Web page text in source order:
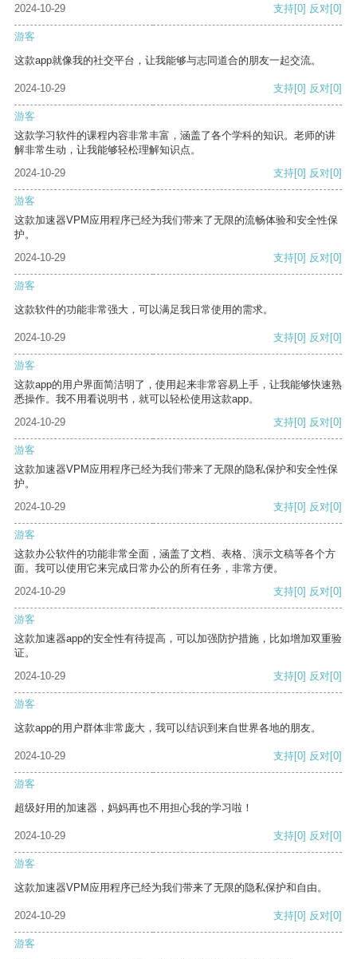
2024-10-29 支持[0] 反对[0]
游客
这款app就像我的社交平台，让我能够与志同道合的朋友一起交流。
2024-10-29 支持[0] 反对[0]
游客
这款学习软件的课程内容非常丰富，涵盖了各个学科的知识。老师的讲
解非常生动，让我能够轻松理解知识点。
2024-10-29
支持[0] 反对[0]
游客
这款加速器VPM应用程序已经为我们带来了无限的流畅体验和安全性保
护。
2024-10-29
支持[0] 反对[0]
游客
这款软件的功能非常强大，可以满足我日常使用的需求。
2024-10-29 支持[0] 反对[0]
游客
这款app的用户界面简洁明了，使用起来非常容易上手，让我能够快速熟
悉操作。我不用看说明书，就可以轻松使用这款app。
2024-10-29
支持[0] 反对[0]
游客
这款加速器VPM应用程序已经为我们带来了无限的隐私保护和安全性保
护。
2024-10-29
支持[0] 反对[0]
游客
这款办公软件的功能非常全面，涵盖了文档、表格、演示文稿等各个方
面。我可以使用它来完成日常办公的所有任务，非常方便。
2024-10-29
支持[0] 反对[0]
游客
这款加速器app的安全性有待提高，可以加强防护措施，比如增加双重验
证。
2024-10-29
支持[0] 反对[0]
游客
这款app的用户群体非常庞大，我可以结识到来自世界各地的朋友。
2024-10-29 支持[0] 反对[0]
游客
超级好用的加速器，妈妈再也不用担心我的学习啦！
2024-10-29 支持[0] 反对[0]
游客
这款加速器VPM应用程序已经为我们带来了无限的隐私保护和自由。
2024-10-29 支持[0] 反对[0]
游客